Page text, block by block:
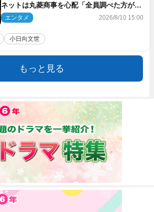
ネットは丸菱商事を心配「全員調べた方がい
い」「魔境すぎん？？」
エンタメ 2026/8/10 15:00
小日向文世
もっと見る